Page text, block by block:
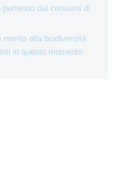
partendo dai consumi di
merito alla biodiversità
in questo momento